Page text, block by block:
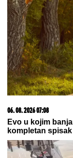
03. 08. 2026 13:23
Hibrid broj 1 koji
akcijskoj ceni od
05. 08. 2026 14:12